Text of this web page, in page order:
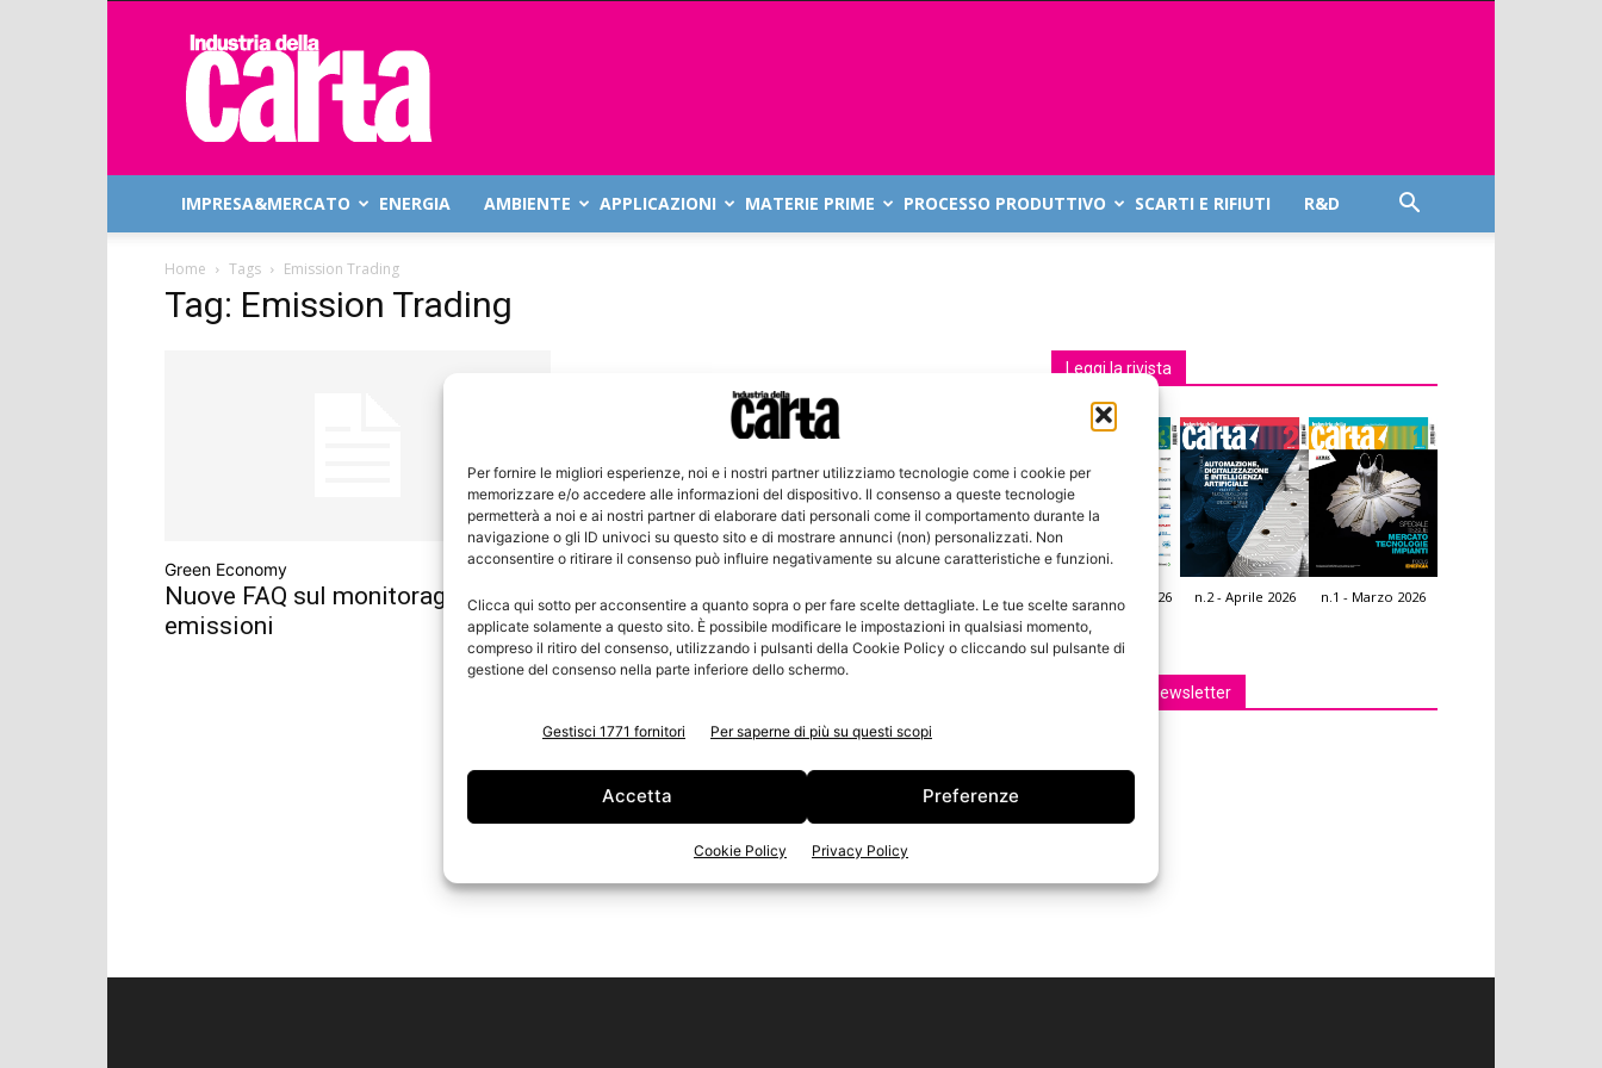
Per fornire le migliori esperienze, noi e i nostri partner utilizziamo tecnologie come i cookie per
memorizzare e/o accedere alle informazioni del dispositivo. Il consenso a queste tecnologie
permetterà a noi e ai nostri partner di elaborare dati personali come il comportamento durante la
navigazione o gli ID univoci su questo sito e di mostrare annunci (non) personalizzati. Non
acconsentire o ritirare il consenso può influire negativamente su alcune caratteristiche e funzioni.
Clicca qui sotto per acconsentire a quanto sopra o per fare scelte dettagliate. Le tue scelte saranno
applicate solamente a questo sito. È possibile modificare le impostazioni in qualsiasi momento,
compreso il ritiro del consenso, utilizzando i pulsanti della Cookie Policy o cliccando sul pulsante di
gestione del consenso nella parte inferiore dello schermo.
Gestisci 1771 fornitori Per saperne di più su questi scopi
Accetta Preferenze
Cookie Policy Privacy Policy
Industria
della
Carta
IMPRESA&MERCATO ENERGIA AMBIENTE APPLICAZIONI MATERIE PRIME PROCESSO PRODUTTIVO SCARTI E RIFIUTI R&D
Home Tags Emission Trading
Tag: Emission Trading
Green Economy
Nuove FAQ sul monitoraggio delle
emissioni
Leggi la rivista
n.3 - Giugno 2026 n.2 - Aprile 2026 n.1 - Marzo 2026
Edicola Web
Iscriviti alla newsletter